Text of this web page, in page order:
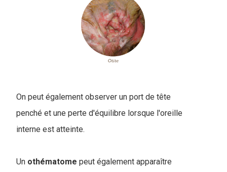
On peut également observer un port de tête
penché et une perte d'équilibre lorsque l'oreille
interne est atteinte.
Un othématome peut également apparaître